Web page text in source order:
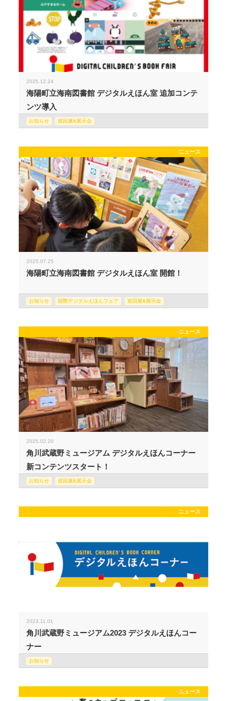
2025.12.24
海陽町立海南図書館 デジタルえほん室 追加コンテ
ンツ導入
お知らせ 巡回展&展示会
ニュース
2025.07.25
海陽町立海南図書館 デジタルえほん室 開館！
お知らせ 国際デジタルえほんフェア 巡回展&展示会
ニュース
2025.02.20
角川武蔵野ミュージアム デジタルえほんコーナー
新コンテンツスタート！
お知らせ 巡回展&展示会
ニュース
2023.11.01
角川武蔵野ミュージアム2023 デジタルえほんコー
ナー
お知らせ
ニュース